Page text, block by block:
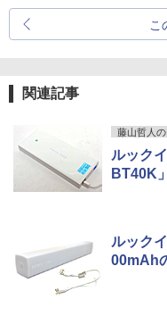
こ
関連記事
藤山哲人
ルック
BT40K」
ルック
00mAh